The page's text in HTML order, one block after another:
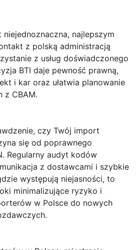
najlepszym
z polską administracją
z usług doświadczonego
BTI daje pewność prawną,
i kar oraz ułatwia planowanie
z CBAM.
czy Twój import
się od poprawnego
. Regularny audyt kodów
z dostawcami i szybkie
występują niejasności, to
minimalizujące ryzyko i
w Polsce do nowych